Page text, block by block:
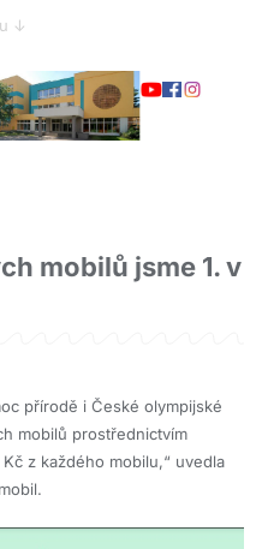
↓
mobilů jsme 1. v
přírodě i České olympijské
mobilů prostřednictvím
z každého mobilu,“ uvedla